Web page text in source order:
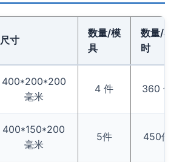
尺寸
数量/模
具
数量/小
时
400*200*200
毫米
4 件 360 件
400*150*200
毫米
5件 450件